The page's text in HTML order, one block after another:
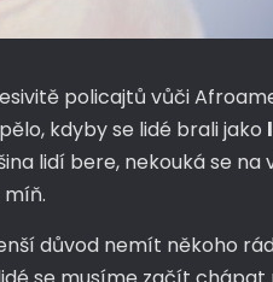
policajtů vůči
kdyby se lidé brali jako
lidí bere, nekouká se
důvod nemít někoho